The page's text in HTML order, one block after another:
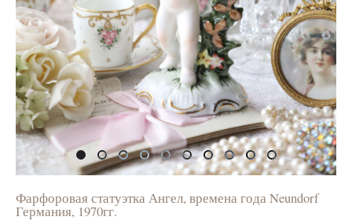
Фарфоровая статуэтка Ангел, времена года Neundorf
Германия, 1970гг.